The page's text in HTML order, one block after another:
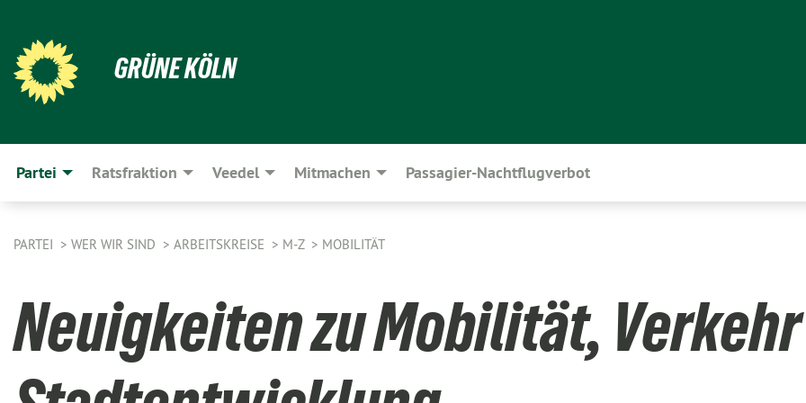
GRÜNE KÖLN
Partei Ratsfraktion Veedel Mitmachen Passagier-Nachtflugverbot
PARTEI WER WIR SIND ARBEITSKREISE M-Z MOBILITÄT
Neuigkeiten zu Mobilität,